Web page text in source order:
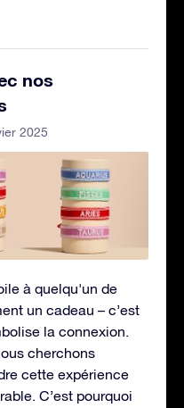
nos
2025
à quelqu'un de
un cadeau – c’est
la connexion.
cherchons
cette expérience
C’est pourquoi